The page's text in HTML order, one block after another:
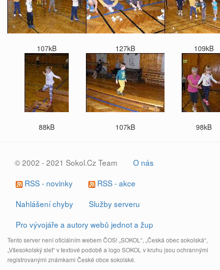
107kB 127kB 109kB
88kB 107kB 98kB
© 2002 - 2021 Sokol.Cz Team
O nás
RSS - novinky
RSS - akce
Nahlášení chyby
Služby serveru
Pro vývojáře a autory webů jednot a žup
Tento server není oficiálním webem ČOS! „SOKOL“, „Česká obec sokolská“,
„Všesokolský slet“ v textové podobě a logo SOKOL v kruhu jsou ochrannými
registrovanými známkami České obce sokolské.